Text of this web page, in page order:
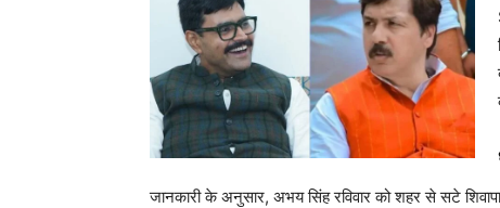
जानकारी के अनुसार, अभय सिंह रविवार को शहर से सटे